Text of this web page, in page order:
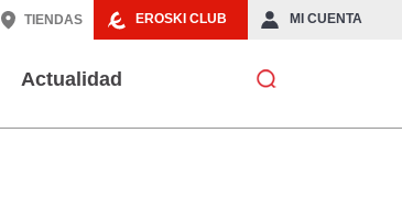
EROSKI CLUB MI CUENTA
TIENDAS
Actualidad